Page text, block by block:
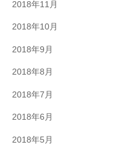
2018年11月
2018年10月
2018年9月
2018年8月
2018年7月
2018年6月
2018年5月